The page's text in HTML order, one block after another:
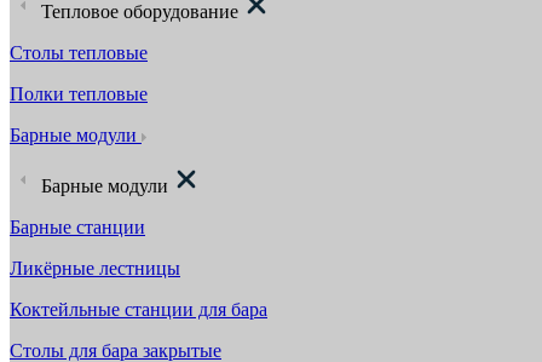
Тепловое оборудование
Столы тепловые
Полки тепловые
Барные модули
Барные модули
Барные станции
Ликёрные лестницы
Коктейльные станции для бара
Столы для бара закрытые